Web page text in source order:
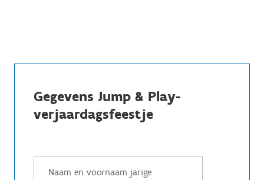
Gegevens Jump & Play-
verjaardagsfeestje